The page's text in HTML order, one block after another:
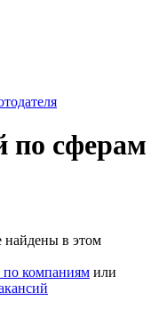
по сферам
в этом
по компаниям или